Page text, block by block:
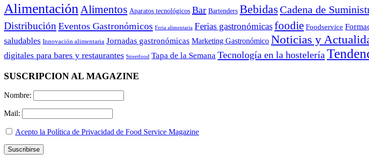
Alimentación Alimentos Aparatos tecnológicos Bar Bartenders Bebidas Cadena de
Distribución Eventos Gastronómicos Feria alimentaria Ferias gastronómicasfoodie Foodservice
saludables Innovación alimentaria Jornadas gastronómicas Marketing Gastronómico Noticias y
digitales para bares y restaurantes Streetfood Tapa de la Semana Tecnología en la hostelería
SUSCRIPCION AL MAGAZINE
Nombre:
Mail:
Acepto la Política de Privacidad de Food Service Magazine